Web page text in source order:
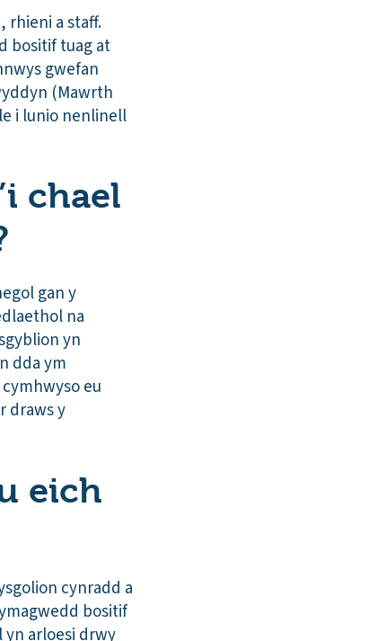
rhieni a staff.
bositif tuag at
gwefan
(Mawrth
i lunio nenlinell
chael
gan y
na
yn
dda ym
eu
draws y
eich
cynradd a
bositif
yn arloesi drwy